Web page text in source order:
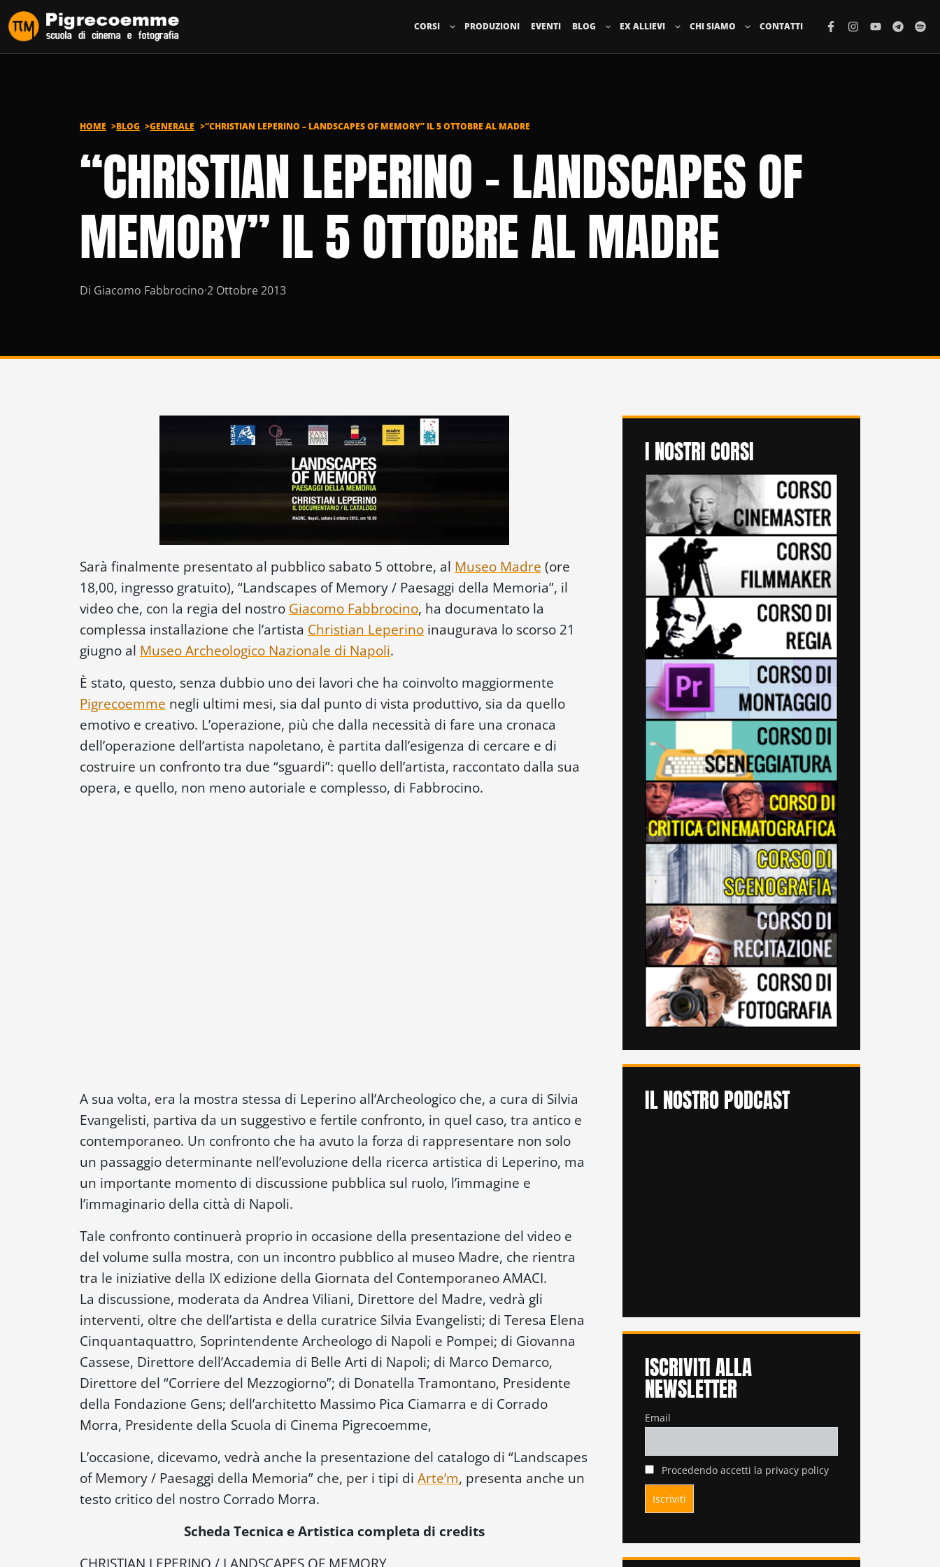
Vai al contenuto
CORSI PRODUZIONI EVENTI BLOG EX ALLIEVI CHI SIAMO CONTATTI
HOME BLOG GENERALE “CHRISTIAN LEPERINO – LANDSCAPES OF MEMORY” IL 5 OTTOBRE AL MADRE
“CHRISTIAN LEPERINO – LANDSCAPES OF
MEMORY” IL 5 OTTOBRE AL MADRE
Di Giacomo Fabbrocino·2 Ottobre 2013
Sarà finalmente presentato al pubblico sabato 5 ottobre, al Museo Madre (ore
18,00, ingresso gratuito), “Landscapes of Memory / Paesaggi della Memoria”, il
video che, con la regia del nostro Giacomo Fabbrocino, ha documentato la
complessa installazione che l’artista Christian Leperino inaugurava lo scorso 21
giugno al Museo Archeologico Nazionale di Napoli.
È stato, questo, senza dubbio uno dei lavori che ha coinvolto maggiormente
Pigrecoemme negli ultimi mesi, sia dal punto di vista produttivo, sia da quello
emotivo e creativo. L’operazione, più che dalla necessità di fare una cronaca
dell’operazione dell’artista napoletano, è partita dall’esigenza di cercare e di
costruire un confronto tra due “sguardi”: quello dell’artista, raccontato dalla sua
opera, e quello, non meno autoriale e complesso, di Fabbrocino.
A sua volta, era la mostra stessa di Leperino all’Archeologico che, a cura di Silvia
Evangelisti, partiva da un suggestivo e fertile confronto, in quel caso, tra antico e
contemporaneo. Un confronto che ha avuto la forza di rappresentare non solo
un passaggio determinante nell’evoluzione della ricerca artistica di Leperino, ma
un importante momento di discussione pubblica sul ruolo, l’immagine e
l’immaginario della città di Napoli.
Tale confronto continuerà proprio in occasione della presentazione del video e
del volume sulla mostra, con un incontro pubblico al museo Madre, che rientra
tra le iniziative della IX edizione della Giornata del Contemporaneo AMACI.
La discussione, moderata da Andrea Viliani, Direttore del Madre, vedrà gli
interventi, oltre che dell’artista e della curatrice Silvia Evangelisti; di Teresa Elena
Cinquantaquattro, Soprintendente Archeologo di Napoli e Pompei; di Giovanna
Cassese, Direttore dell’Accademia di Belle Arti di Napoli; di Marco Demarco,
Direttore del “Corriere del Mezzogiorno”; di Donatella Tramontano, Presidente
della Fondazione Gens; dell’architetto Massimo Pica Ciamarra e di Corrado
Morra, Presidente della Scuola di Cinema Pigrecoemme,
L’occasione, dicevamo, vedrà anche la presentazione del catalogo di “Landscapes
of Memory / Paesaggi della Memoria” che, per i tipi di Arte’m, presenta anche un
testo critico del nostro Corrado Morra.
Scheda Tecnica e Artistica completa di credits
CHRISTIAN LEPERINO / LANDSCAPES OF MEMORY
I NOSTRI CORSI
IL NOSTRO PODCAST
ISCRIVITI ALLA
NEWSLETTER
Email
Procedendo accetti la privacy policy